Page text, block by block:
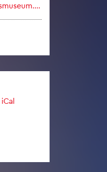
info@​bielefelder-​bau​ernh​ausm​useu​m.​de
iCal